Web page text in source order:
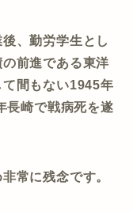
、勤労学生とし
前進である東洋
て間もない1945年
長崎で戦病死を遂
常に残念です。